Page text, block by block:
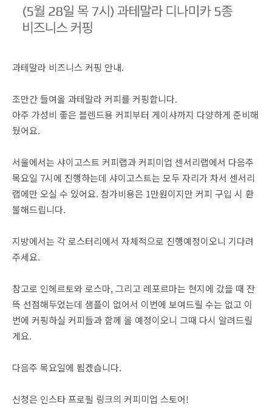
과테말라 비즈니스 커핑 안내.
조만간 들여올 과테말라 커피를 커핑합니다.
아주 가성비 좋은 블렌드용 커피부터 게이샤까지 다양하게 준비해
뒀어요.
서울에서는 샤이고스트 커피랩과 커피미업 센서리랩에서 다음주
목요일 7시에 진행하는데 샤이고스트는 모두 자리가 차서 센서리
랩에만 오실 수 있어요. 참가비용은 1만원이지만 커피 구입 시 환
불해드립니다.
지방에서는 각 로스터리에서 자체적으로 진행예정이오니 기다려
주세요.
참고로 인헤르토와 로스마, 그리고 레포르마는 현지에 갔을 때 잔
뜩 선점해두었는데 샘플이 없어서 이번에 보여드릴 수는 없고 이
번에 커핑하실 커피들과 함께 올 예정이오니 그때 다시 알려드릴
게요.
다음주 목요일에 뵙겠습니다.
신청은 인스타 프로필 링크의 커피미업 스토어!